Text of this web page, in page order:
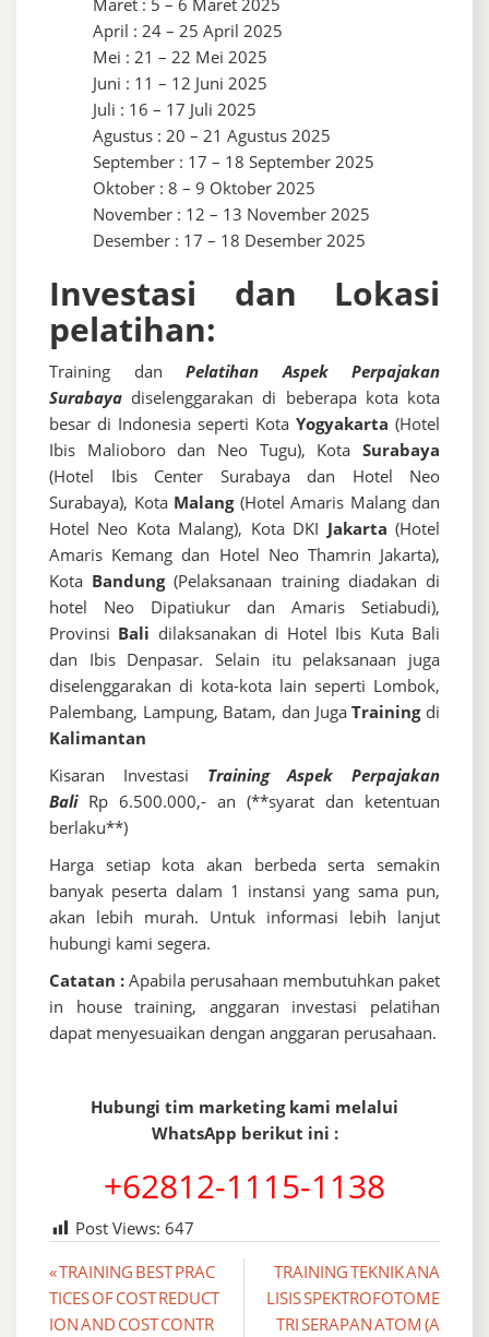
April : 24 – 25 April 2025
Mei : 21 – 22 Mei 2025
Juni : 11 – 12 Juni 2025
Juli : 16 – 17 Juli 2025
Agustus : 20 – 21 Agustus 2025
September : 17 – 18 September 2025
Oktober : 8 – 9 Oktober 2025
November : 12 – 13 November 2025
Desember : 17 – 18 Desember 2025
Investasi dan Lokasi
pelatihan:
Training dan Pelatihan Aspek Perpajakan
Surabaya diselenggarakan di beberapa kota kota
besar di Indonesia seperti Kota Yogyakarta (Hotel
Ibis Malioboro dan Neo Tugu), Kota Surabaya
(Hotel Ibis Center Surabaya dan Hotel Neo
Surabaya), Kota Malang(Hotel Amaris Malang dan
Hotel Neo Kota Malang), Kota DKI Jakarta (Hotel
Amaris Kemang dan Hotel Neo Thamrin Jakarta),
Kota Bandung(Pelaksanaan training diadakan di
hotel Neo Dipatiukur dan Amaris Setiabudi),
Provinsi Bali dilaksanakan di Hotel Ibis Kuta Bali
dan Ibis Denpasar. Selain itu pelaksanaan juga
diselenggarakan di kota-kota lain seperti Lombok,
Palembang, Lampung, Batam, dan JugaTrainingdi
Kalimantan
Kisaran Investasi Training Aspek Perpajakan
Bali Rp 6.500.000,- an (**syarat dan ketentuan
berlaku**)
Harga setiap kota akan berbeda serta semakin
banyak peserta dalam 1 instansi yang sama pun,
akan lebih murah. Untuk informasi lebih lanjut
hubungi kami segera.
Catatan : Apabila perusahaan membutuhkan paket
in house training, anggaran investasi pelatihan
dapat menyesuaikan dengan anggaran perusahaan.
Hubungi tim marketing kami melalui
WhatsApp berikut ini :
+62812-1115-1138
Post Views: 647
Post
navigation
« TRAINING BEST PRAC
TICES OF COST REDUCT
ION AND COST CONTR
TRAINING TEKNIK ANA
LISIS SPEKTROFOTOME
TRI SERAPAN ATOM (A